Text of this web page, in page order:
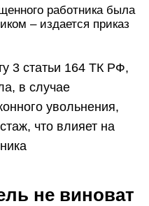
работника была
– издается приказ
3 статьи 164 ТК РФ,
в случае
увольнения,
что влияет на
не виноват